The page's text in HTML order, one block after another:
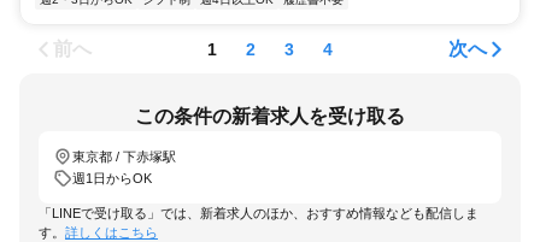
前へ 1 2 3 4 次へ
この条件の新着求人を受け取る
東京都 / 下赤塚駅
週1日からOK
「LINEで受け取る」では、新着求人のほか、おすすめ情報なども配信しま
す。 詳しくはこちら